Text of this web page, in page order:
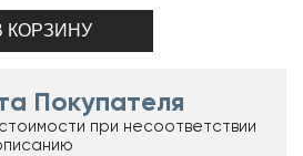
Покупателя
при несоответствии